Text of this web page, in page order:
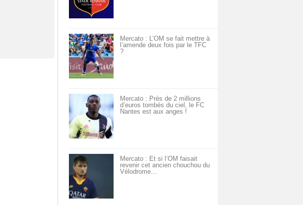
Mercato : L’OM se fait mettre à
l’amende deux fois par le TFC
?
Mercato : Près de 2 millions
d’euros tombés du ciel, le FC
Nantes est aux anges !
Mercato : Et si l’OM faisait
revenir cet ancien chouchou du
Vélodrome…